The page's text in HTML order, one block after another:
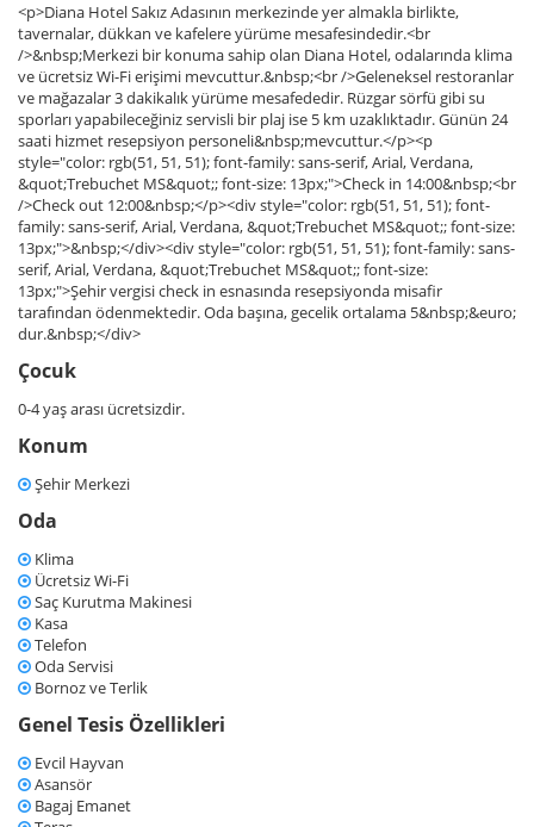
<p>Diana Hotel Sakız Adasının merkezinde yer almakla birlikte,
tavernalar, dükkan ve kafelere yürüme mesafesindedir.<br
/>&nbsp;Merkezi bir konuma sahip olan Diana Hotel, odalarında klima
ve ücretsiz Wi-Fi erişimi mevcuttur.&nbsp;<br />Geleneksel restoranlar
ve mağazalar 3 dakikalık yürüme mesafededir. Rüzgar sörfü gibi su
sporları yapabileceğiniz servisli bir plaj ise 5 km uzaklıktadır. Günün 24
saati hizmet resepsiyon personeli&nbsp;mevcuttur.</p><p
style="color: rgb(51, 51, 51); font-family: sans-serif, Arial, Verdana,
&quot;Trebuchet MS&quot;; font-size: 13px;">Check in 14:00&nbsp;<br
/>Check out 12:00&nbsp;</p><div style="color: rgb(51, 51, 51); font-
family: sans-serif, Arial, Verdana, &quot;Trebuchet MS&quot;; font-size:
13px;">&nbsp;</div><div style="color: rgb(51, 51, 51); font-family: sans-
serif, Arial, Verdana, &quot;Trebuchet MS&quot;; font-size:
13px;">Şehir vergisi check in esnasında resepsiyonda misafir
tarafından ödenmektedir. Oda başına, gecelik ortalama 5&nbsp;&euro;
dur.&nbsp;</div>
Çocuk
0-4 yaş arası ücretsizdir.
Konum
Şehir Merkezi
Oda
Klima
Ücretsiz Wi-Fi
Saç Kurutma Makinesi
Kasa
Telefon
Oda Servisi
Bornoz ve Terlik
Genel Tesis Özellikleri
Evcil Hayvan
Asansör
Bagaj Emanet